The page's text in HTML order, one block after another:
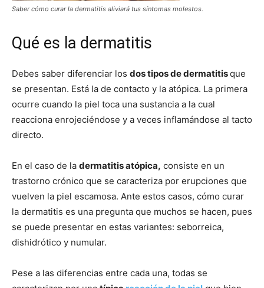
Saber cómo curar la dermatitis aliviará tus síntomas molestos.
Qué es la dermatitis
Debes saber diferenciar los dos tipos de dermatitisque
se presentan. Está la de contacto y la atópica. La primera
ocurre cuando la piel toca una sustancia a la cual
reacciona enrojeciéndose y a veces inflamándose al tacto
directo.
En el caso de la dermatitis atópica, consiste en un
trastorno crónico que se caracteriza por erupciones que
vuelven la piel escamosa. Ante estos casos, cómo curar
la dermatitis es una pregunta que muchos se hacen, pues
se puede presentar en estas variantes: seborreica,
dishidrótico y numular.
Pese a las diferencias entre cada una, todas se